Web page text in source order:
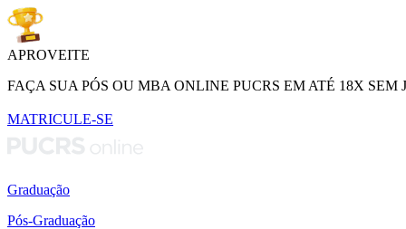
APROVEITE
FAÇA SUA PÓS OU MBA ONLINE PUCRS EM ATÉ 18X SEM
MATRICULE-SE
Graduação
Pós-Graduação